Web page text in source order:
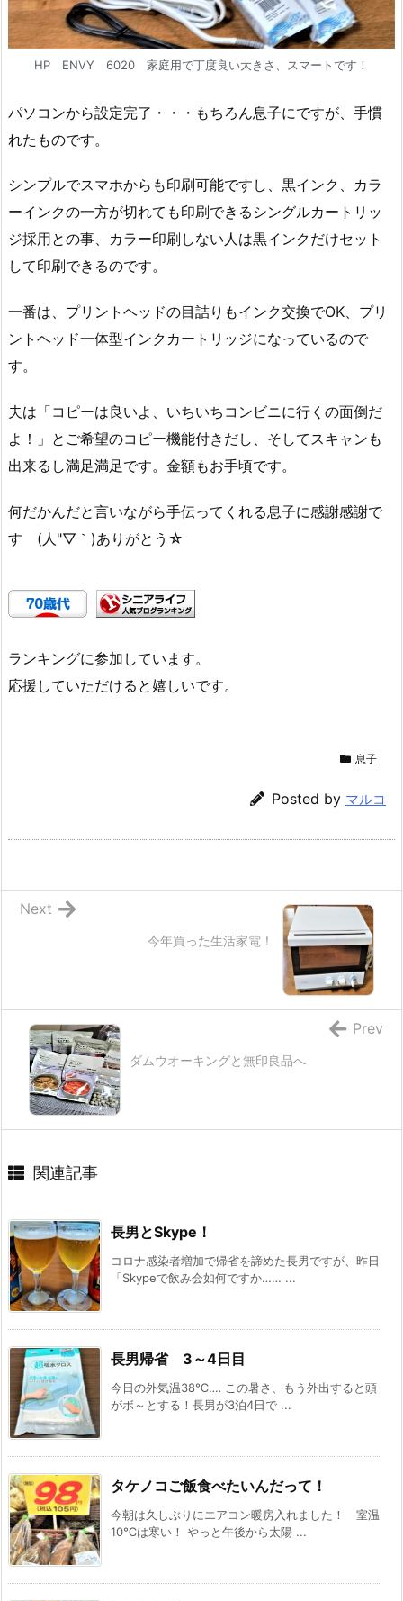
HP ENVY 6020 家庭用で丁度良い大きさ、スマートです！
パソコンから設定完了・・・もちろん息子にですが、手慣
れたものです。
シンプルでスマホからも印刷可能ですし、黒インク、カラ
ーインクの一方が切れても印刷できるシングルカートリッ
ジ採用との事、カラー印刷しない人は黒インクだけセット
して印刷できるのです。
一番は、プリントヘッドの目詰りもインク交換でOK、プリ
ントヘッド一体型インクカートリッジになっているので
す。
夫は「コピーは良いよ、いちいちコンビニに行くの面倒だ
よ！」とご希望のコピー機能付きだし、そしてスキャンも
出来るし満足満足です。金額もお手頃です。
何だかんだと言いながら手伝ってくれる息子に感謝感謝で
す (人"▽｀)ありがとう☆
ランキングに参加しています。
応援していただけると嬉しいです。
息子
Posted by マルコ
今年買った生活家電！
Next
ダムウオーキングと無印良品へ
Prev
関連記事
長男とSkype！
コロナ感染者増加で帰省を諦めた長男ですが、昨日
「Skypeで飲み会如何ですか…… ...
長男帰省 3～4日目
今日の外気温38℃‥‥ この暑さ、もう外出すると頭
がボ～とする！長男が3泊4日で ...
タケノコご飯食べたいんだって！
今朝は久しぶりにエアコン暖房入れました！ 室温
10℃は寒い！ やっと午後から太陽 ...